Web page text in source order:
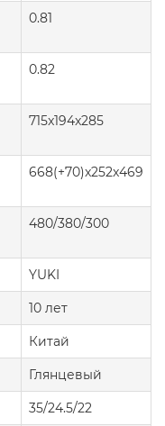
0.81
0.82
715x194x285
668(+70)x252x469
480/380/300
YUKI
10 лет
Китай
Глянцевый
35/24.5/22